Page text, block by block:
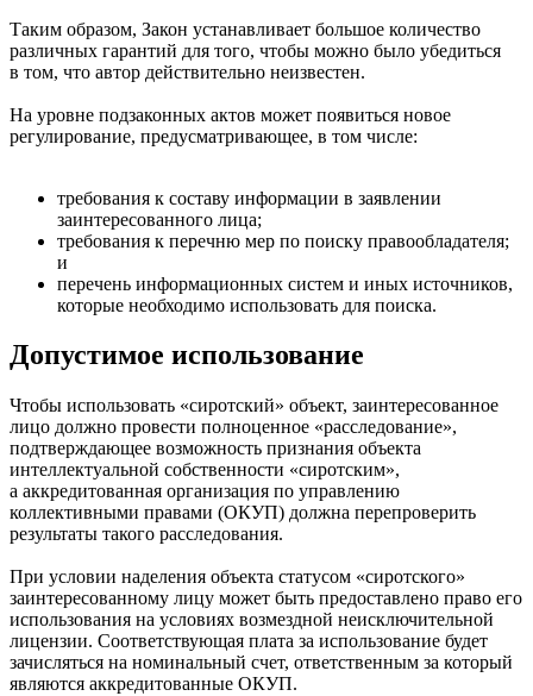
Таким образом, Закон устанавливает большое количество
различных гарантий для того, чтобы можно было убедиться
в том, что автор действительно неизвестен.
На уровне подзаконных актов может появиться новое
регулирование, предусматривающее, в том числе:
требования к составу информации в заявлении
заинтересованного лица;
требования к перечню мер по поиску правообладателя;
и
перечень информационных систем и иных источников,
которые необходимо использовать для поиска.
Допустимое использование
Чтобы использовать «сиротский» объект, заинтересованное
лицо должно провести полноценное «расследование»,
подтверждающее возможность признания объекта
интеллектуальной собственности «сиротским»,
а аккредитованная организация по управлению
коллективными правами (ОКУП) должна перепроверить
результаты такого расследования.
При условии наделения объекта статусом «сиротского»
заинтересованному лицу может быть предоставлено право его
использования на условиях возмездной неисключительной
лицензии. Соответствующая плата за использование будет
зачисляться на номинальный счет, ответственным за который
являются аккредитованные ОКУП.